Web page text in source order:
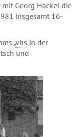
Georg Häckel die
insgesamt 16-
„vhs in der
und